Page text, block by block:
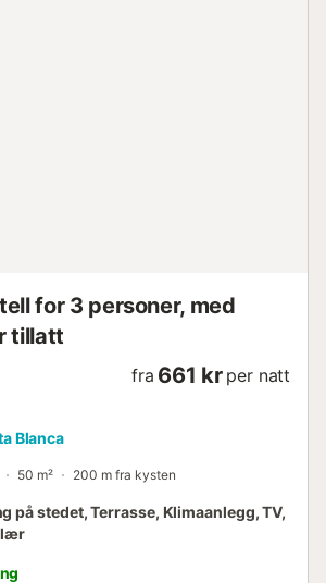
for 3 personer, med
tillatt
fra 661 kr per natt
Blanca
50 m² 200 m fra kysten
på stedet, Terrasse, Klimaanlegg, TV,